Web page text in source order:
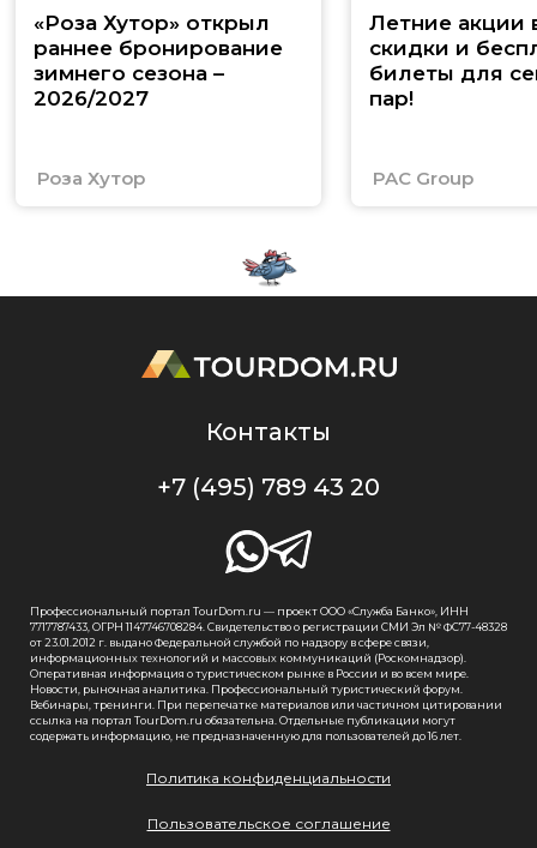
«Роза Хутор» открыл
раннее бронирование
зимнего сезона –
2026/2027
Роза Хутор
Летние акции
скидки и
билеты для
пар!
PAC Group
Контакты
+7 (495) 789 43 20
Профессиональный портал TourDom.ru — проект ООО «Служба Банко», ИНН
7717787433, ОГРН 1147746708284. Свидетельство о регистрации СМИ Эл № ФС77-48328
от 23.01.2012 г. выдано Федеральной службой по надзору в сфере связи,
информационных технологий и массовых коммуникаций (Роскомнадзор).
Оперативная информация о туристическом рынке в России и во всем мире.
Новости, рыночная аналитика. Профессиональный туристический форум.
Вебинары, тренинги. При перепечатке материалов или частичном цитировании
ссылка на портал TourDom.ru обязательна. Отдельные публикации могут
содержать информацию, не предназначенную для пользователей до 16 лет.
Политика конфиденциальности
Пользовательское соглашение